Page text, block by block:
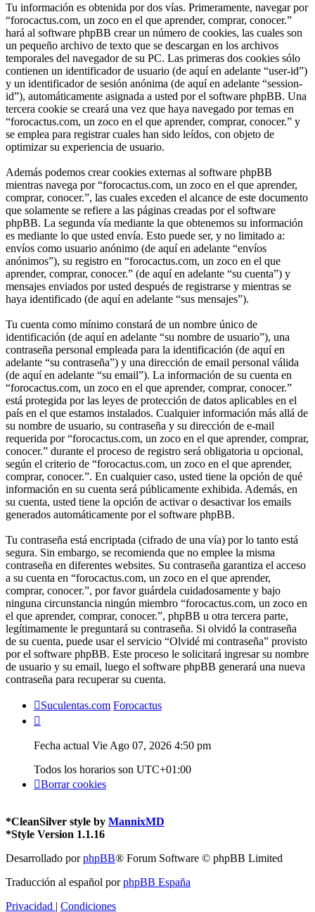
Tu información es obtenida por dos vías. Primeramente, navegar por
“forocactus.com, un zoco en el que aprender, comprar, conocer.”
hará al software phpBB crear un número de cookies, las cuales son
un pequeño archivo de texto que se descargan en los archivos
temporales del navegador de su PC. Las primeras dos cookies sólo
contienen un identificador de usuario (de aquí en adelante “user-id”)
y un identificador de sesión anónima (de aquí en adelante “session-
id”), automáticamente asignada a usted por el software phpBB. Una
tercera cookie se creará una vez que haya navegado por temas en
“forocactus.com, un zoco en el que aprender, comprar, conocer.” y
se emplea para registrar cuales han sido leídos, con objeto de
optimizar su experiencia de usuario.
Además podemos crear cookies externas al software phpBB
mientras navega por “forocactus.com, un zoco en el que aprender,
comprar, conocer.”, las cuales exceden el alcance de este documento
que solamente se refiere a las páginas creadas por el software
phpBB. La segunda vía mediante la que obtenemos su información
es mediante lo que usted envía. Esto puede ser, y no limitado a:
envíos como usuario anónimo (de aquí en adelante “envíos
anónimos”), su registro en “forocactus.com, un zoco en el que
aprender, comprar, conocer.” (de aquí en adelante “su cuenta”) y
mensajes enviados por usted después de registrarse y mientras se
haya identificado (de aquí en adelante “sus mensajes”).
Tu cuenta como mínimo constará de un nombre único de
identificación (de aquí en adelante “su nombre de usuario”), una
contraseña personal empleada para la identificación (de aquí en
adelante “su contraseña”) y una dirección de email personal válida
(de aquí en adelante “su email”). La información de su cuenta en
“forocactus.com, un zoco en el que aprender, comprar, conocer.”
está protegida por las leyes de protección de datos aplicables en el
país en el que estamos instalados. Cualquier información más allá de
su nombre de usuario, su contraseña y su dirección de e-mail
requerida por “forocactus.com, un zoco en el que aprender, comprar,
conocer.” durante el proceso de registro será obligatoria u opcional,
según el criterio de “forocactus.com, un zoco en el que aprender,
comprar, conocer.”. En cualquier caso, usted tiene la opción de qué
información en su cuenta será públicamente exhibida. Además, en
su cuenta, usted tiene la opción de activar o desactivar los emails
generados automáticamente por el software phpBB.
Tu contraseña está encriptada (cifrado de una vía) por lo tanto está
segura. Sin embargo, se recomienda que no emplee la misma
contraseña en diferentes websites. Su contraseña garantiza el acceso
a su cuenta en “forocactus.com, un zoco en el que aprender,
comprar, conocer.”, por favor guárdela cuidadosamente y bajo
ninguna circunstancia ningún miembro “forocactus.com, un zoco en
el que aprender, comprar, conocer.”, phpBB u otra tercera parte,
legítimamente le preguntará su contraseña. Si olvidó la contraseña
de su cuenta, puede usar el servicio “Olvidé mi contraseña” provisto
por el software phpBB. Este proceso le solicitará ingresar su nombre
de usuario y su email, luego el software phpBB generará una nueva
contraseña para recuperar su cuenta.
Suculentas.com Forocactus
Fecha actual Vie Ago 07, 2026 4:50 pm
Todos los horarios son UTC+01:00
Borrar cookies
*CleanSilver style by MannixMD
*Style Version 1.1.16
Desarrollado porphpBB® Forum Software © phpBB Limited
Traducción al español porphpBB España
Privacidad | Condiciones